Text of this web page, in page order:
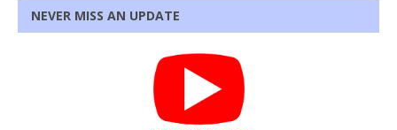
NEVER MISS AN UPDATE